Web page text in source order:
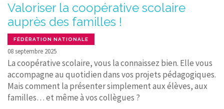
Valoriser la coopérative scolaire
auprès des familles !
FÉDÉRATION NATIONALE
08 septembre 2025
La coopérative scolaire, vous la connaissez bien. Elle vous
accompagne au quotidien dans vos projets pédagogiques.
Mais comment la présenter simplement aux élèves, aux
familles… et même à vos collègues ?